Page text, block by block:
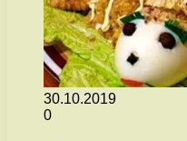
30.10.2019
0